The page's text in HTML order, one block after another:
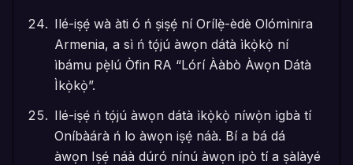
Ilé-iṣẹ́ wà àti ó ń ṣiṣẹ́ ní Orílẹ̀-èdè Olómìnira
Armenia, a sì ń tọ́jú àwọn dátà ìkọ̀kọ̀ ní
ìbámu pẹ̀lú Òfin RA “Lórí Ààbò Àwọn Dátà
Ìkọ̀kọ̀”.
Ilé-iṣẹ́ ń tọ́jú àwọn dátà ìkọ̀kọ̀ níwọ̀n ìgbà tí
Oníbàárà ń lo àwọn iṣẹ́ náà. Bí a bá dá
àwọn Iṣẹ́ náà dúró nínú àwọn ipò tí a ṣàlàyé